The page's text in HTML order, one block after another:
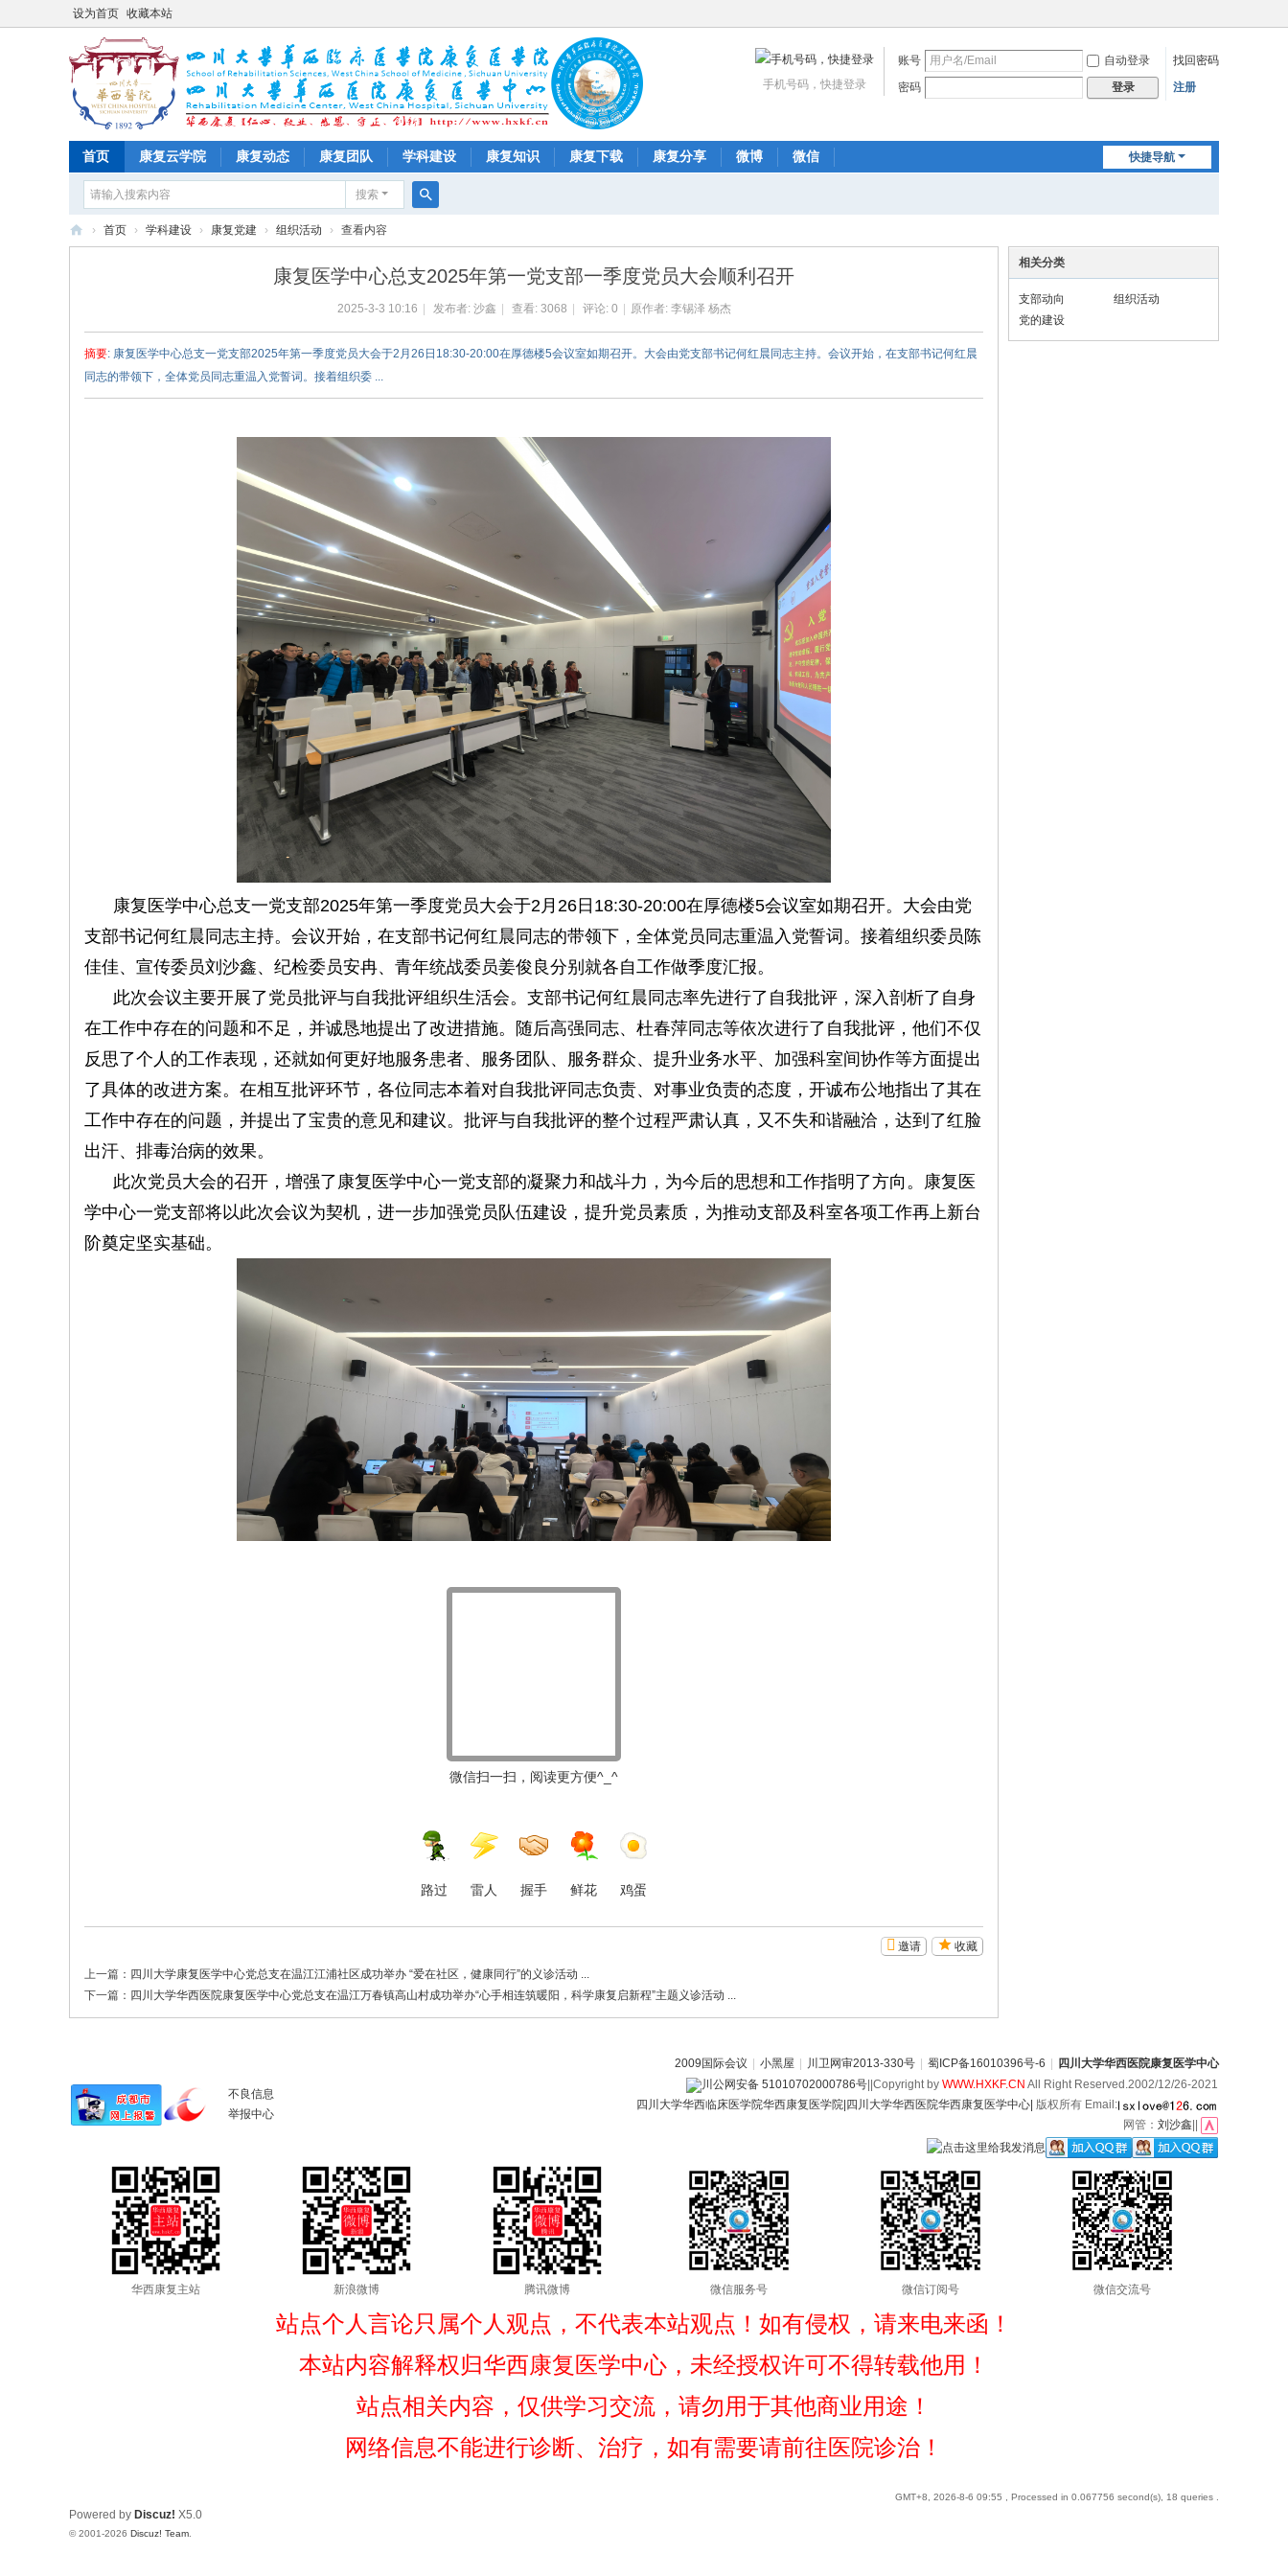
设为首页 收藏本站
账号 自动登录
找回密码
密码
登录 注册
手机号码，快捷登录
快捷导航
首页 康复云学院 康复动态 康复团队 学科建设 康复知识 康复下载 康复分享 微博 微信
搜索
索
› 首页 › 学科建设 › 康复党建 › 组织活动 › 查看内容
康复医学中心总支2025年第一党支部一季度党员大会顺利召开
2025-3-3 10:16 发布者: 沙鑫 查看: 3068 评论: 0 原作者: 李锡泽 杨杰
摘要: 康复医学中心总支一党支部2025年第一季度党员大会于2月26日18:30-20:00在厚德楼5会议室如期召开。大会由党支部书记何红晨同志主持。会议开始，在支部书记何红晨
同志的带领下，全体党员同志重温入党誓词。接着组织委 ...
康复医学中心总支一党支部2025年第一季度党员大会于2月26日18:30-20:00在厚德楼5会议室如期召开。大会由党
支部书记何红晨同志主持。会议开始，在支部书记何红晨同志的带领下，全体党员同志重温入党誓词。接着组织委员陈
佳佳、宣传委员刘沙鑫、纪检委员安冉、青年统战委员姜俊良分别就各自工作做季度汇报。
此次会议主要开展了党员批评与自我批评组织生活会。支部书记何红晨同志率先进行了自我批评，深入剖析了自身
在工作中存在的问题和不足，并诚恳地提出了改进措施。随后高强同志、杜春萍同志等依次进行了自我批评，他们不仅
反思了个人的工作表现，还就如何更好地服务患者、服务团队、服务群众、提升业务水平、加强科室间协作等方面提出
了具体的改进方案。在相互批评环节，各位同志本着对自我批评同志负责、对事业负责的态度，开诚布公地指出了其在
工作中存在的问题，并提出了宝贵的意见和建议。批评与自我批评的整个过程严肃认真，又不失和谐融洽，达到了红脸
出汗、排毒治病的效果。
此次党员大会的召开，增强了康复医学中心一党支部的凝聚力和战斗力，为今后的思想和工作指明了方向。康复医
学中心一党支部将以此次会议为契机，进一步加强党员队伍建设，提升党员素质，为推动支部及科室各项工作再上新台
阶奠定坚实基础。
微信扫一扫，阅读更方便^_^
路过 雷人 握手 鲜花 鸡蛋
收藏
邀请
上一篇： 四川大学康复医学中心党总支在温江江浦社区成功举办 “爱在社区，健康同行”的义诊活动 ...
下一篇： 四川大学华西医院康复医学中心党总支在温江万春镇高山村成功举办“心手相连筑暖阳，科学康复启新程”主题义诊活动 ...
相关分类
支部动向
组织活动
党的建设
2009国际会议 小黑屋 川卫网审2013-330号 蜀ICP备16010396号-6 四川大学华西医院康复医学中心
不良信息
举报中心
川公网安备 51010702000786号 ||Copyright by WWW.HXKF.CN All Right Reserved.2002/12/26-2021
四川大学华西临床医学院华西康复医学院|四川大学华西医院华西康复医学中心| 版权所有 Email:
网管： 刘沙鑫
华西康复主站 新浪微博 腾讯微博 微信服务号 微信订阅号 微信交流号
站点个人言论只属个人观点，不代表本站观点！如有侵权，请来电来函！
本站内容解释权归华西康复医学中心，未经授权许可不得转载他用！
站点相关内容，仅供学习交流，请勿用于其他商业用途！
网络信息不能进行诊断、治疗，如有需要请前往医院诊治！
GMT+8, 2026-8-6 09:55 , Processed in 0.067756 second(s), 18 queries .
Powered by Discuz! X5.0
© 2001-2026 Discuz! Team